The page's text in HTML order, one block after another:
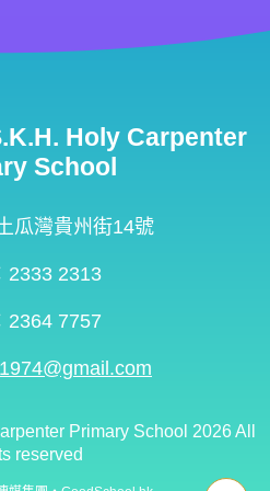
Holy Carpenter
School
瓜灣貴州街14號
2333 2313
2364 7757
Primary School 2026 All
reserved